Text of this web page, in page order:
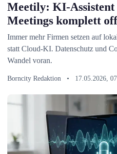
Meetily: KI-
Meetings komplett
Immer mehr Firmen setzen auf
statt Cloud-KI. Datenschutz und
Wandel voran.
Borncity Redaktion • 17.05.2026,